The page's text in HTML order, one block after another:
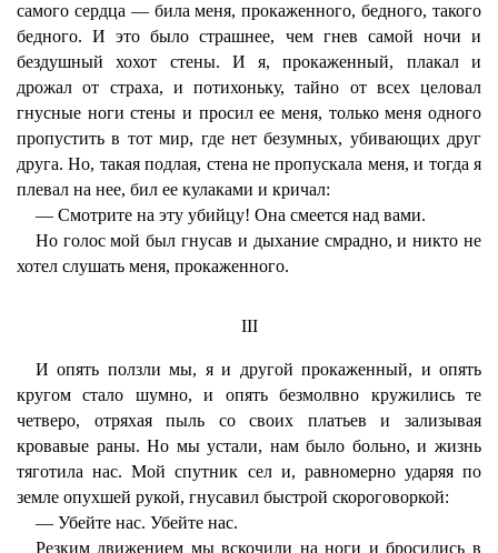
самого сердца — била меня, прокаженного, бедного, такого
бедного. И это было страшнее, чем гнев самой ночи и
бездушный хохот стены. И я, прокаженный, плакал и
дрожал от страха, и потихоньку, тайно от всех целовал
гнусные ноги стены и просил ее меня, только меня одного
пропустить в тот мир, где нет безумных, убивающих друг
друга. Но, такая подлая, стена не пропускала меня, и тогда я
плевал на нее, бил ее кулаками и кричал:
— Смотрите на эту убийцу! Она смеется над вами.
Но голос мой был гнусав и дыхание смрадно, и никто не
хотел слушать меня, прокаженного.
III
И опять ползли мы, я и другой прокаженный, и опять
кругом стало шумно, и опять безмолвно кружились те
четверо, отряхая пыль со своих платьев и зализывая
кровавые раны. Но мы устали, нам было больно, и жизнь
тяготила нас. Мой спутник сел и, равномерно ударяя по
земле опухшей рукой, гнусавил быстрой скороговоркой:
— Убейте нас. Убейте нас.
Резким движением мы вскочили на ноги и бросились в